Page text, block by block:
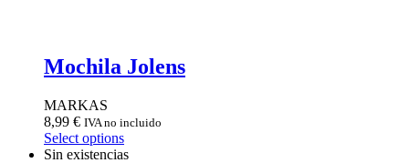
Mochila Jolens
MARKAS
8,99 € IVA no incluido
Select options
Sin existencias